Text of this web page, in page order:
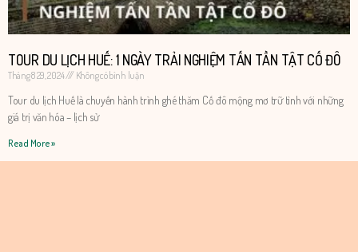
TOUR DU LỊCH HUẾ: 1 NGÀY TRẢI NGHIỆM TẤN TẦN TẬT CỐ ĐÔ
Tháng 8 29, 2024 Không có bình luận
Tour du lịch Huế là chuyến hành trình ghé thăm Cố đô mộng mơ trữ tình với những
giá trị văn hóa – lịch sử
Read More »